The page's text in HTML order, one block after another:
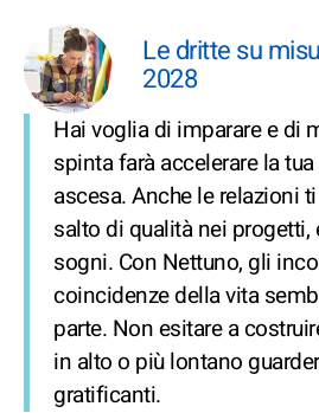
Le dritte su
2028
Hai voglia di imparare e di
spinta farà accelerare la
ascesa. Anche le relazioni
salto di qualità nei progetti,
sogni. Con Nettuno, gli
coincidenze della vita
parte. Non esitare a
in alto o più lontano
gratificanti.